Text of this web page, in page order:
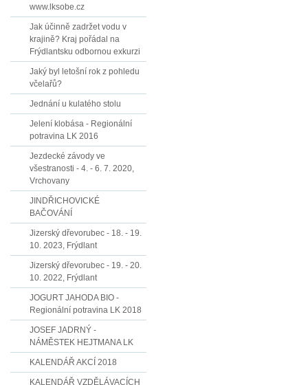
www.lksobe.cz
Jak účinně zadržet vodu v
krajině? Kraj pořádal na
Frýdlantsku odbornou exkurzi
Jaký byl letošní rok z pohledu
včelařů?
Jednání u kulatého stolu
Jelení klobása - Regionální
potravina LK 2016
Jezdecké závody ve
všestranosti - 4. - 6. 7. 2020,
Vrchovany
JINDŘICHOVICKÉ
BAČOVÁNÍ
Jizerský dřevorubec - 18. - 19.
10. 2023, Frýdlant
Jizerský dřevorubec - 19. - 20.
10. 2022, Frýdlant
JOGURT JAHODA BIO -
Regionální potravina LK 2018
JOSEF JADRNÝ -
NÁMĚSTEK HEJTMANA LK
KALENDÁŘ AKCÍ 2018
KALENDÁŘ VZDĚLÁVACÍCH